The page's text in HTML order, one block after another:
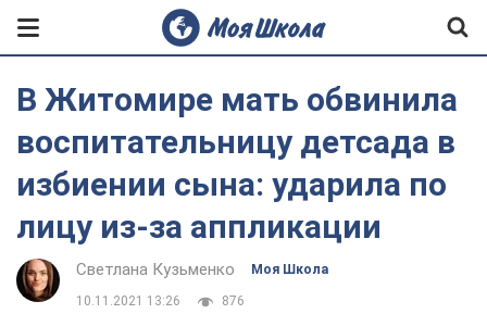
В Житомире мать обвинила
воспитательницу детсада в
избиении сына: ударила по
лицу из-за аппликации
Светлана Кузьменко Моя Школа
10.11.2021 13:26 876